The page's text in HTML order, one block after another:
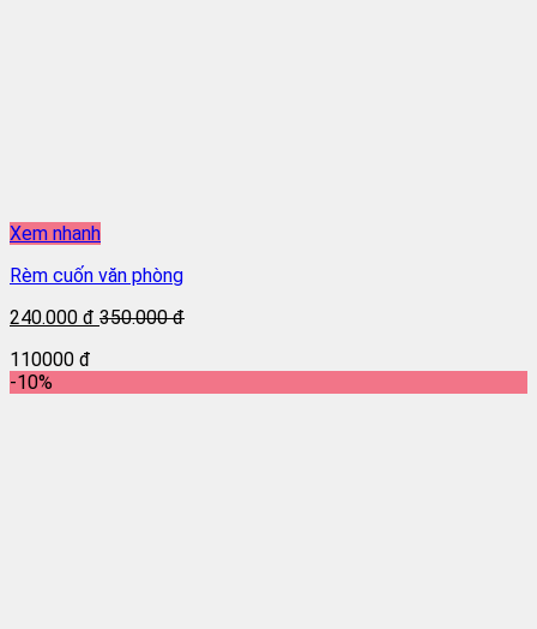
Xem nhanh
Rèm cuốn văn phòng
240.000 đ 350.000 đ
110000 đ
-10%